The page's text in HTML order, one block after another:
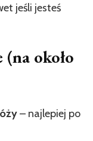
jeśli jesteś
około
– najlepiej po